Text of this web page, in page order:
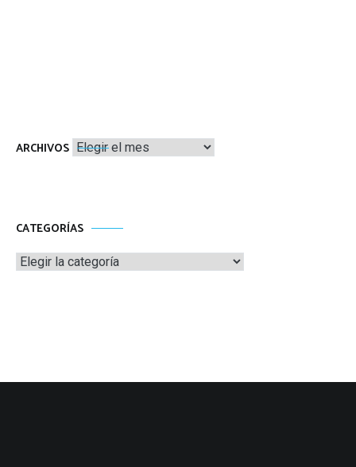
ARCHIVOS Archivos
CATEGORÍAS
Categorías